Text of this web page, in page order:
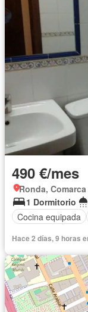
490 €/mes
Ronda,
1 Dormitorio
Cocina equipada
Hace 2 días, 9 horas